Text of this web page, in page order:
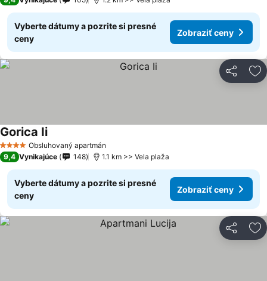
Vyberte dátumy a pozrite si presné
ceny
Zobraziť ceny
Zdieľať
4 Počet hviezdičiek
Obsluhovaný apartmán
Gorica Ii
9,4 Vynikajúce 148 1.1 km >> Vela plaža
Vyberte dátumy a pozrite si presné
ceny
Zobraziť ceny
Zdieľať